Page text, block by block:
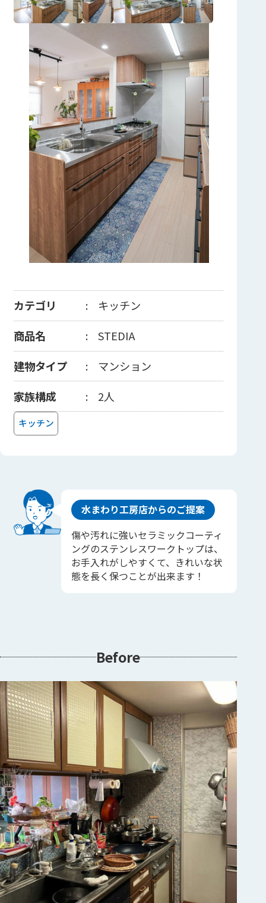
カテゴリ
キッチン
商品名
STEDIA
建物タイプ
マンション
家族構成
2人
キッチン
水まわり工房店からのご提案
傷や汚れに強いセラミックコーティ
ングのステンレスワークトップは、
お手入れがしやすくて、きれいな状
態を長く保つことが出来ます！
Before